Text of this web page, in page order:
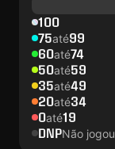
100
75até99
60até74
50até59
35até49
20até34
0até19
DNPNão jogou